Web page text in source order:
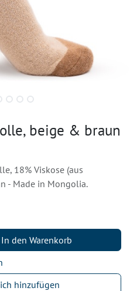
beige & braun
18% Viskose (aus
- Made in Mongolia.
In den Warenkorb
hinzufügen